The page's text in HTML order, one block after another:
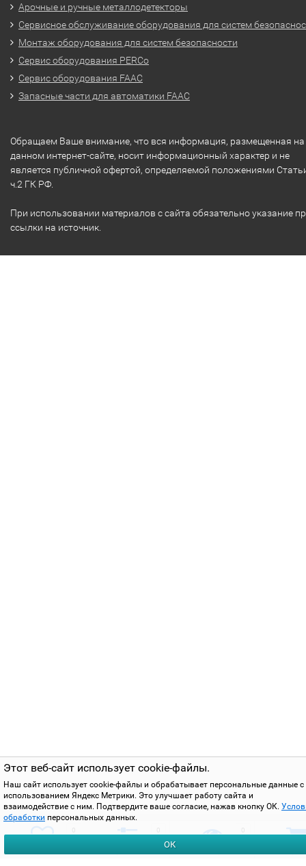
Этот веб-сайт использует cookie-файлы.
Наш сайт использует cookie-файлы и обрабатывает персональные данные с
использованием Яндекс Метрики. Это улучшает работу сайта и
взаимодействие с ним. Подтвердите ваше согласие, нажав кнопку ОК.
обработки персональных данных.
ОК
Арочные и ручные металлодетекторы
Сервисное обслуживание оборудования для систем
Монтаж оборудования для систем безопасности
Сервис оборудования PERCo
Сервис оборудования FAAC
Запасные части для автоматики FAAC
Обращаем Ваше внимание, что вся информация, размещенная на
данном интернет-сайте, носит информационный характер и не
является публичной офертой, определяемой положениями
ч.2 ГК РФ.
При использовании материалов с сайта обязательно указание
ссылки на источник.